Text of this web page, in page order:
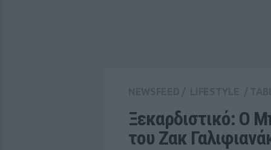
Ξεκαρδιστικό: Ο
του Ζακ